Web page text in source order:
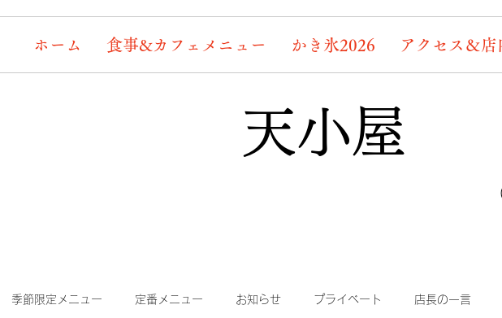
ホーム 食事&カフェメニュー かき氷2026 アクセス＆店
天小屋
季節限定メニュー 定番メニュー お知らせ プライベート 店長の一言